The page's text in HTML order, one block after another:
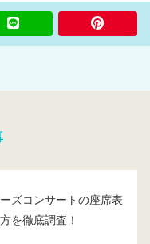
ズコンサートの座席表
を徹底調査！